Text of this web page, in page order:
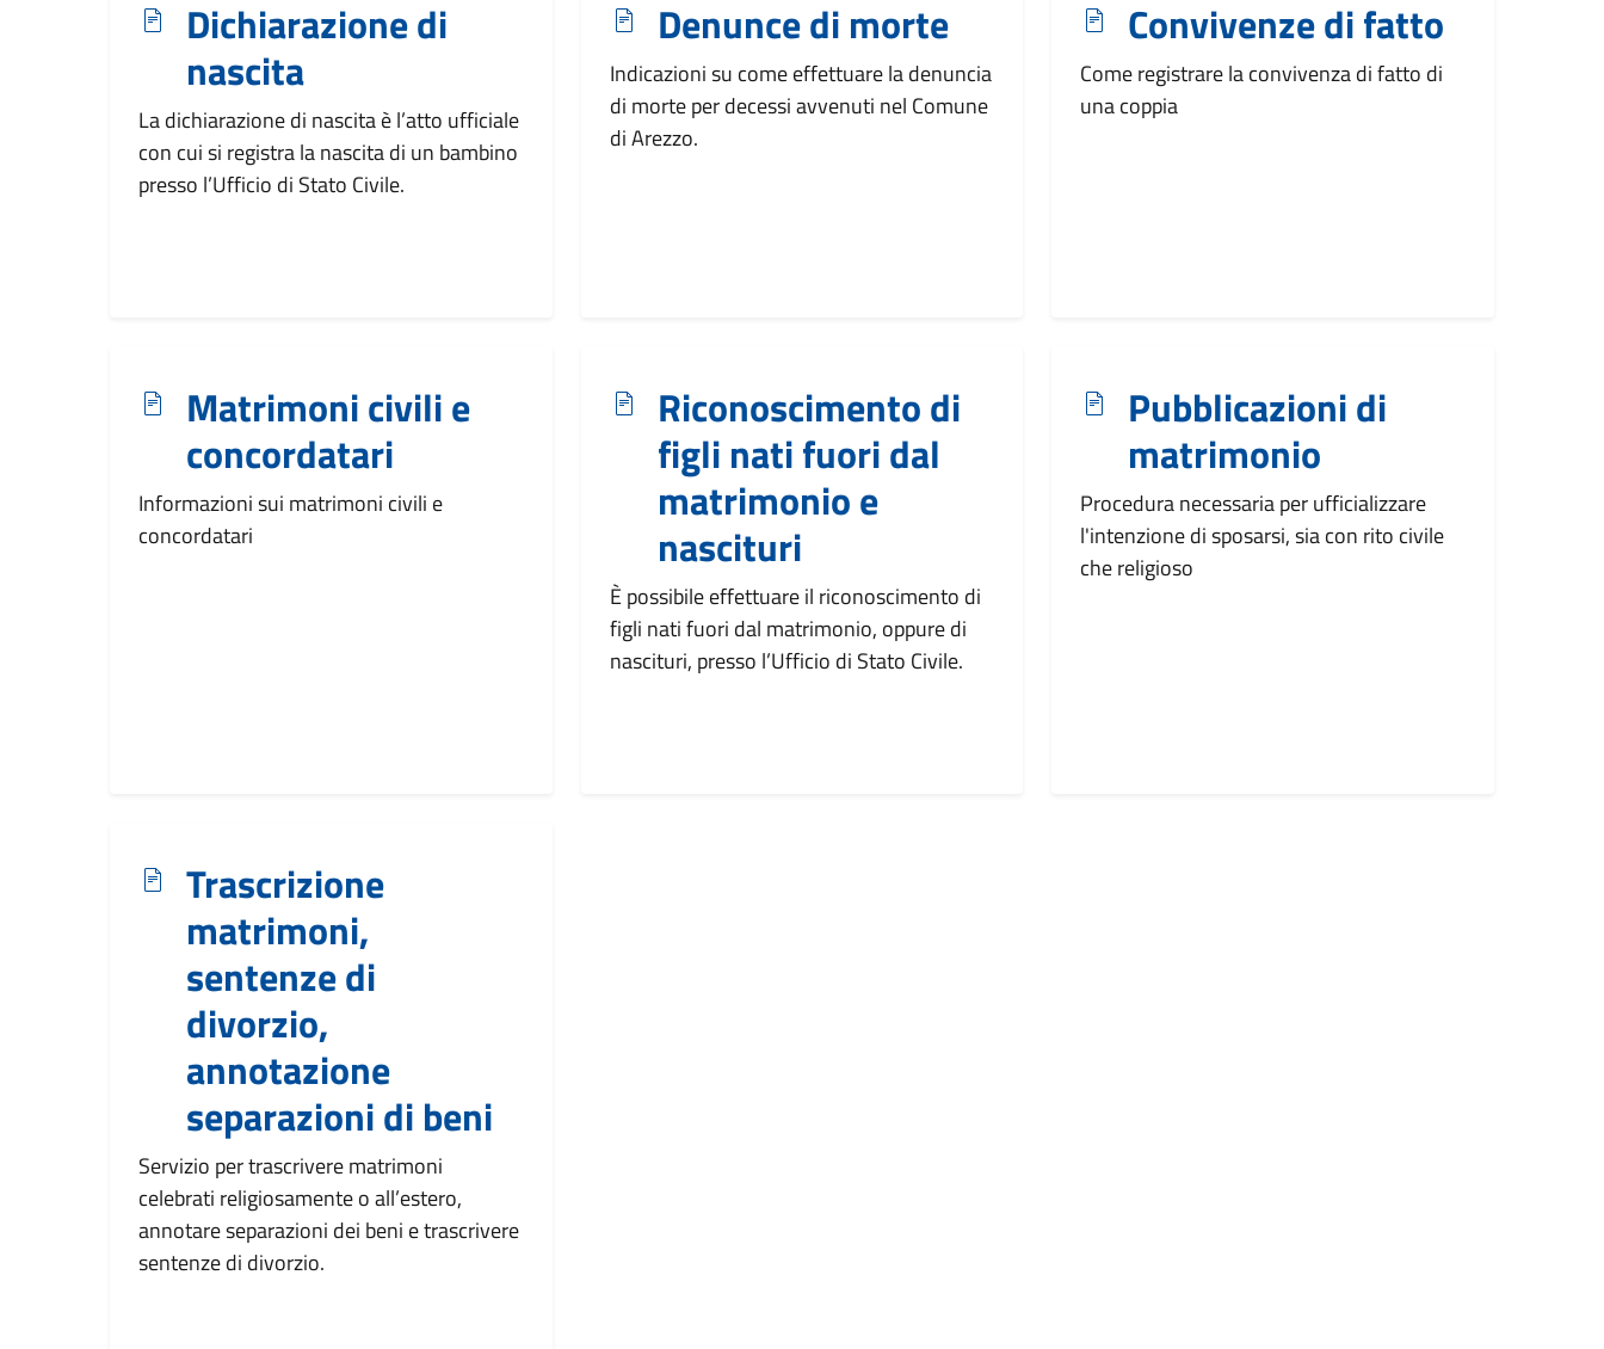
Dichiarazione di
nascita
La dichiarazione di nascita è l’atto ufficiale
con cui si registra la nascita di un bambino
presso l’Ufficio di Stato Civile.
Denunce di morte
Indicazioni su come effettuare la denuncia
di morte per decessi avvenuti nel Comune
di Arezzo.
Convivenze di fatto
Come registrare la convivenza di fatto di
una coppia
Matrimoni civili e
concordatari
Informazioni sui matrimoni civili e
concordatari
Riconoscimento di
figli nati fuori dal
matrimonio e
nascituri
È possibile effettuare il riconoscimento di
figli nati fuori dal matrimonio, oppure di
nascituri, presso l’Ufficio di Stato Civile.
Pubblicazioni di
matrimonio
Procedura necessaria per ufficializzare
l'intenzione di sposarsi, sia con rito civile
che religioso
Trascrizione
matrimoni,
sentenze di
divorzio,
annotazione
separazioni di beni
Servizio per trascrivere matrimoni
celebrati religiosamente o all’estero,
annotare separazioni dei beni e trascrivere
sentenze di divorzio.